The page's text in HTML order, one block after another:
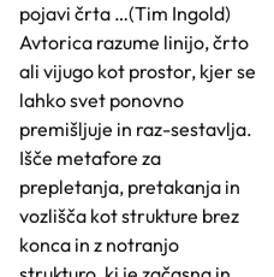
pojavi črta …(Tim Ingold)
Avtorica razume linijo, črto
ali vijugo kot prostor, kjer se
lahko svet ponovno
premišljuje in raz-sestavlja.
Išče metafore za
prepletanja, pretakanja in
vozlišča kot strukture brez
konca in z notranjo